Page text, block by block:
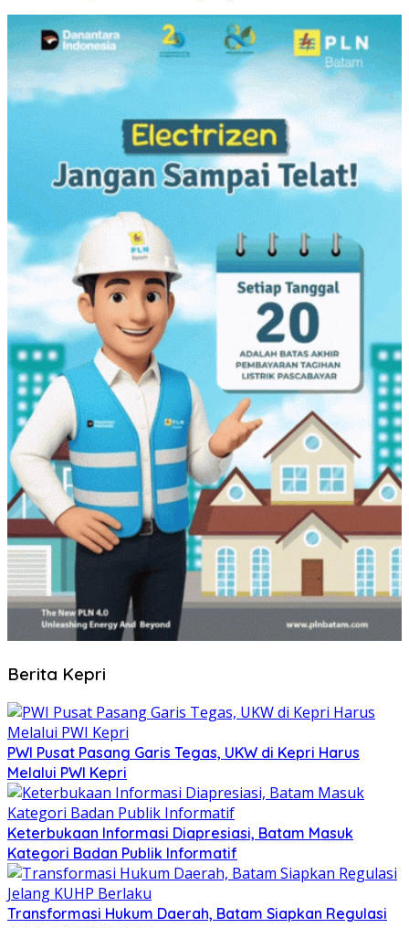
Berita Kepri
PWI Pusat Pasang Garis Tegas, UKW di Kepri Harus
Melalui PWI Kepri
Keterbukaan Informasi Diapresiasi, Batam Masuk
Kategori Badan Publik Informatif
Transformasi Hukum Daerah, Batam Siapkan Regulasi